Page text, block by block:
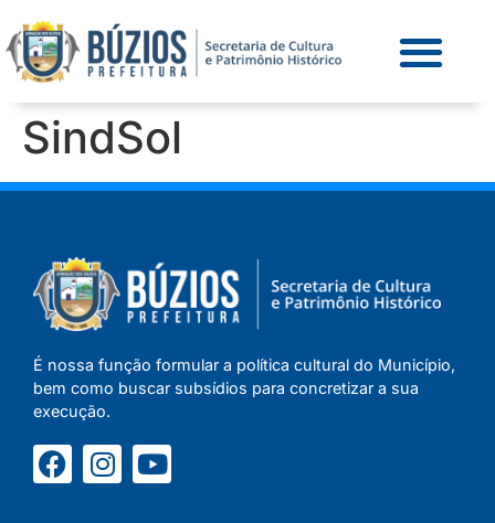
SindSol
É nossa função formular a política cultural do Município,
bem como buscar subsídios para concretizar a sua
execução.